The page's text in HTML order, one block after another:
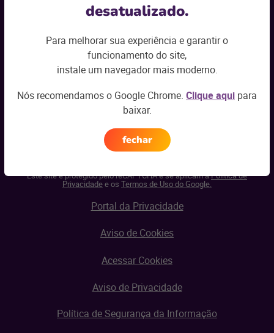
desatualizado.
Para melhorar sua experiência e garantir o
funcionamento do site,
instale um navegador mais moderno.
Nós recomendamos o Google Chrome. Clique aqui para
baixar.
fechar
Este site é protegido pelo reCAPTCHA e se aplicam aPolítica de
Privacidadee os Termos de Uso do Google.
Portal da Privacidade
Aviso de Cookies
Acessar Cookies
Aviso de Privacidade
Política de Segurança da Informação